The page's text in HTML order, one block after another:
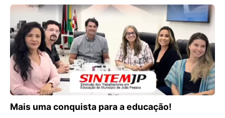
Mais uma conquista para a educação!